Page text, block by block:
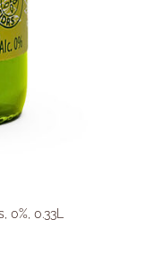
0%, 0.33L